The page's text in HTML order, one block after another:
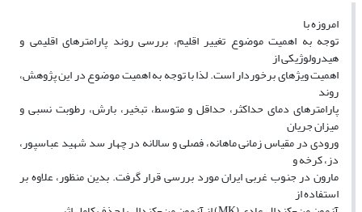
امروزه با
توجه به اهمیت موضوع تغییر اقلیم، بررسی روند پارامترهای اقلیمی و
هیدرولوژیکی از
اهمیت ویژه­ای برخوردار است. لذا با توجه به اهمیت موضوع در این پژوهش،
روند
پارامترهای دمای حداکثر، حداقل و متوسط، تبخیر، بارش، رطوبت نسبی و
میزان جریان
ورودی در مقیاس زمانی ماهانه، فصلی و سالانه در چهار سد شهید عباسپور،
دز، کرخه و
مارون در جنوب غربی ایران مورد بررسی قرار گرفت. بدین منظور، علاوه بر
استفاده از